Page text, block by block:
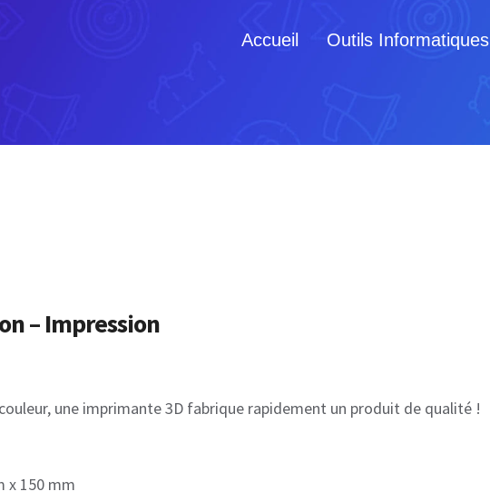
Accueil Outils Informatiques
– Impression
une imprimante 3D fabrique rapidement un produit de qualité !
x 150 mm